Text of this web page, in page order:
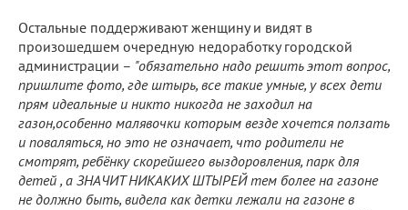
Остальные поддерживают женщину и видят в
произошедшем очередную недоработку городской
администрации – "обязательно надо решить этот вопрос,
пришлите фото, где штырь, все такие умные, у всех дети
прям идеальные и никто никогда не заходил на
газон,особенно малявочки которым везде хочется ползать
и поваляться, но это не означает, что родители не
смотрят, ребёнку скорейшего выздоровления, парк для
детей , а ЗНАЧИТ НИКАКИХ ШТЫРЕЙ тем более на газоне
не должно быть, видела как детки лежали на газоне в